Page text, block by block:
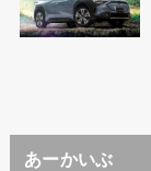
あーかいぶ